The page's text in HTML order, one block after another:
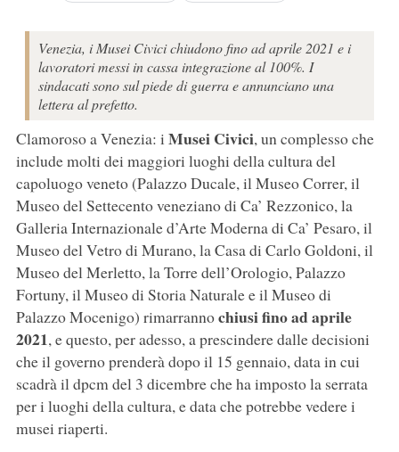
Venezia, i Musei Civici chiudono fino ad aprile 2021 e i
lavoratori messi in cassa integrazione al 100%. I
sindacati sono sul piede di guerra e annunciano una
lettera al prefetto.
Clamoroso a Venezia: i Musei Civici, un complesso che
include molti dei maggiori luoghi della cultura del
capoluogo veneto (Palazzo Ducale, il Museo Correr, il
Museo del Settecento veneziano di Ca’ Rezzonico, la
Galleria Internazionale d’Arte Moderna di Ca’ Pesaro, il
Museo del Vetro di Murano, la Casa di Carlo Goldoni, il
Museo del Merletto, la Torre dell’Orologio, Palazzo
Fortuny, il Museo di Storia Naturale e il Museo di
Palazzo Mocenigo) rimarrannochiusi fino ad aprile
2021, e questo, per adesso, a prescindere dalle decisioni
che il governo prenderà dopo il 15 gennaio, data in cui
scadrà il dpcm del 3 dicembre che ha imposto la serrata
per i luoghi della cultura, e data che potrebbe vedere i
musei riaperti.